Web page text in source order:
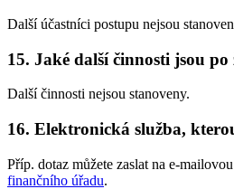
Další účastníci postupu nejsou
15. Jaké další činnosti jsou
Další činnosti nejsou stanoveny.
16. Elektronická služba,
Příp. dotaz můžete zaslat na e-
finančního úřadu.